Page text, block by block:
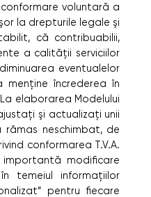
voluntară a
la drepturile legale şi
că contribuabilii,
a calităţii serviciilor
eventualelor
încrederea în
elaborarea Modelului
şi actualizaţi unii
rămas neschimbat, de
conformarea T.V.A.
modiﬁcare
temeiul informaţiilor
pentru ﬁecare